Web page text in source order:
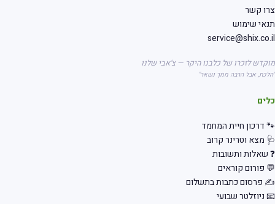
קשר
שימוש
לזכרו של כלבנו היקר — צ'אבי שלנו
אבל הרבה ממך נשאר"
דרכון חיית המחמד
מצא וטרינר קרוב
שאלות ותשובות
פורום קוראים
פרסום כתבות בתשלום
ניוזלטר שבועי